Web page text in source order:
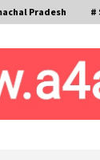
Pradesh #